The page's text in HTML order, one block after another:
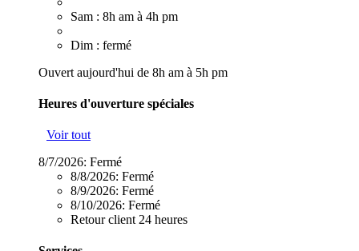
Sam : 8h am à 4h pm
Dim : fermé
Ouvert aujourd'hui de 8h am à 5h pm
Heures d'ouverture spéciales
Voir tout
8/7/2026: Fermé
8/8/2026: Fermé
8/9/2026: Fermé
8/10/2026: Fermé
Retour client 24 heures